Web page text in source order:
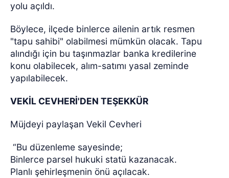
yolu açıldı.
Böylece, ilçede binlerce ailenin artık resmen
"tapu sahibi" olabilmesi mümkün olacak. Tapu
alındığı için bu taşınmazlar banka kredilerine
konu olabilecek, alım-satımı yasal zeminde
yapılabilecek.
VEKİL CEVHERİ'DEN TEŞEKKÜR
Müjdeyi paylaşan Vekil Cevheri
“Bu düzenleme sayesinde;
Binlerce parsel hukuki statü kazanacak.
Planlı şehirleşmenin önü açılacak.